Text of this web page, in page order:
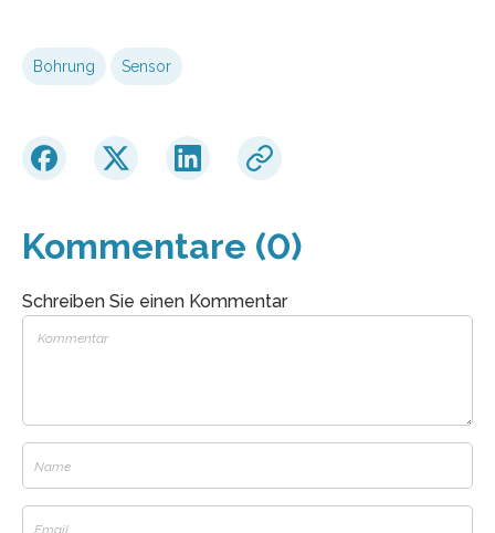
Bohrung Sensor
Kommentare (0)
Schreiben Sie einen Kommentar